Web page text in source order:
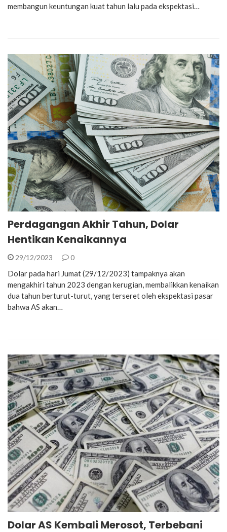
membangun keuntungan kuat tahun lalu pada ekspektasi…
Perdagangan Akhir Tahun, Dolar
Hentikan Kenaikannya
29/12/2023 0
Dolar pada hari Jumat (29/12/2023) tampaknya akan
mengakhiri tahun 2023 dengan kerugian, membalikkan kenaikan
dua tahun berturut-turut, yang terseret oleh ekspektasi pasar
bahwa AS akan…
Dolar AS Kembali Merosot, Terbebani